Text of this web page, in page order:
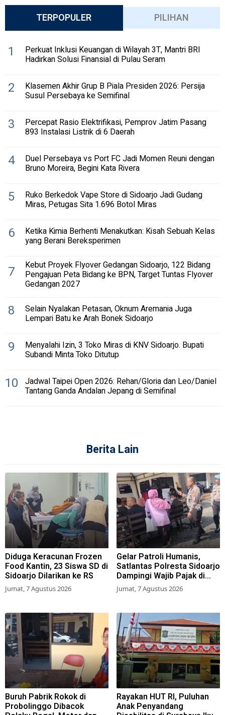
TERPOPULER PILIHAN
1 Perkuat Inklusi Keuangan di Wilayah 3T, Mantri BRI
Hadirkan Solusi Finansial di Pulau Seram
2 Klasemen Akhir Grup B Piala Presiden 2026: Persija
Susul Persebaya ke Semifinal
3 Percepat Rasio Elektrifikasi, Pemprov Jatim Pasang
893 Instalasi Listrik di 6 Daerah
4 Duel Persebaya vs Port FC Jadi Momen Reuni dengan
Bruno Moreira, Begini Kata Rivera
5 Ruko Berkedok Vape Store di Sidoarjo Jadi Gudang
Miras, Petugas Sita 1.696 Botol Miras
6 Ketika Kimia Berhenti Menakutkan: Kisah Sebuah Kelas
yang Berani Bereksperimen
7 Kebut Proyek Flyover Gedangan Sidoarjo, 122 Bidang
Pengajuan Peta Bidang ke BPN, Target Tuntas Flyover
Gedangan 2027
8 Selain Nyalakan Petasan, Oknum Aremania Juga
Lempari Batu ke Arah Bonek Sidoarjo
9 Menyalahi Izin, 3 Toko Miras di KNV Sidoarjo. Bupati
Subandi Minta Toko Ditutup
10 Jadwal Taipei Open 2026: Rehan/Gloria dan Leo/Daniel
Tantang Ganda Andalan Jepang di Semifinal
Berita Lain
Diduga Keracunan Frozen
Food Kantin, 23 Siswa SD di
Sidoarjo Dilarikan ke RS
Jumat, 7 Agustus 2026
Gelar Patroli Humanis,
Satlantas Polresta Sidoarjo
Dampingi Wajib Pajak di
Samsat
Jumat, 7 Agustus 2026
Buruh Pabrik Rokok di
Probolinggo Dibacok
Rayakan HUT RI, Puluhan
Anak Penyandang